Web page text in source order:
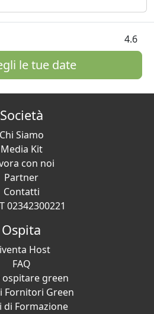
4.6
le tue date
Società
Chi Siamo
Media Kit
con noi
Partner
Contatti
02342300221
Ospita
Host
FAQ
ospitare green
Fornitori Green
di Formazione